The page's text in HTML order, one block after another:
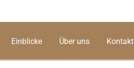
Einblicke Über uns Kontakt